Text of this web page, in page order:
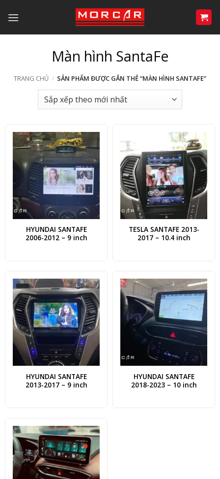
qua
nội
Màn hình SantaFe
TRANG CHỦ / SẢN PHẨM ĐƯỢC GẮN THẺ “MÀN HÌNH SANTAFE”
HYUNDAI SANTAFE
2006-2012 – 9 inch
TESLA SANTAFE 2013-
2017 – 10.4 inch
HYUNDAI SANTAFE
2013-2017 – 9 inch
HYUNDAI SANTAFE
2018-2023 – 10 inch